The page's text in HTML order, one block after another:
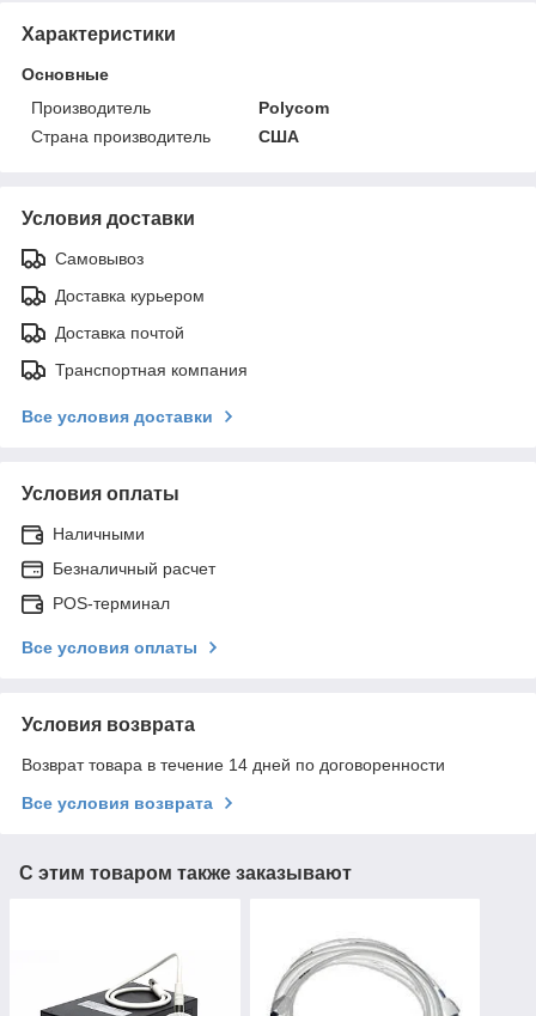
Характеристики
Основные
Производитель
Polycom
Страна производитель
США
Условия доставки
Самовывоз
Доставка курьером
Доставка почтой
Транспортная компания
Все условия доставки
Условия оплаты
Наличными
Безналичный расчет
POS-терминал
Все условия оплаты
Условия возврата
Возврат товара в течение 14 дней по договоренности
Все условия возврата
С этим товаром также заказывают